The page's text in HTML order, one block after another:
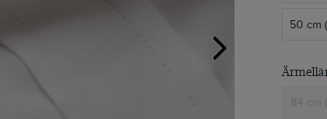
50 cm
84 cm